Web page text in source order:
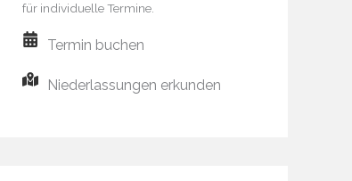
für individuelle Termine.
Termin buchen
Niederlassungen erkunden